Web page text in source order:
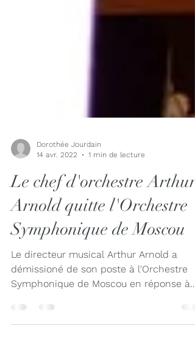
14 avr. 2022
1 min de lecture
Le chef d'orchestre Arthur
Arnold quitte l'Orchestre
Symphonique de Moscou
Le directeur musical Arthur Arnold a
démissioné de son poste à l'Orchestre
Symphonique de Moscou en réponse à
l'invasion russe de...